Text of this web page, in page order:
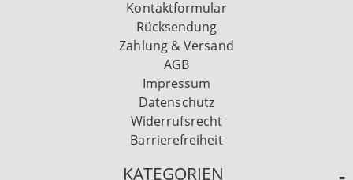
Kontaktformular
Rücksendung
Zahlung & Versand
AGB
Impressum
Datenschutz
Widerrufsrecht
Barrierefreiheit
KATEGORIEN